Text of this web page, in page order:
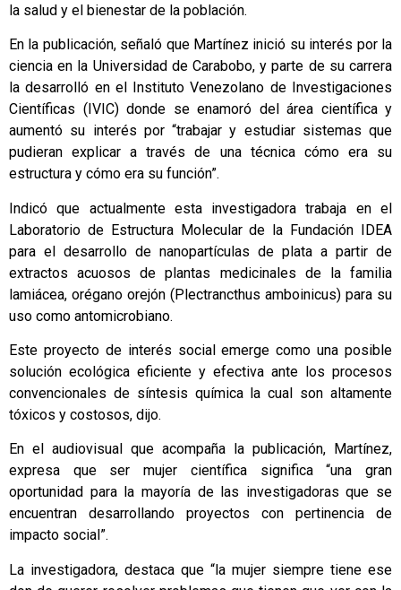
la salud y el bienestar de la población.
En la publicación, señaló que Martínez inició su interés por la
ciencia en la Universidad de Carabobo, y parte de su carrera
la desarrolló en el Instituto Venezolano de Investigaciones
Científicas (IVIC) donde se enamoró del área científica y
aumentó su interés por “trabajar y estudiar sistemas que
pudieran explicar a través de una técnica cómo era su
estructura y cómo era su función”.
Indicó que actualmente esta investigadora trabaja en el
Laboratorio de Estructura Molecular de la Fundación IDEA
para el desarrollo de nanopartículas de plata a partir de
extractos acuosos de plantas medicinales de la familia
lamiácea, orégano orejón (Plectrancthus amboinicus) para su
uso como antomicrobiano.
Este proyecto de interés social emerge como una posible
solución ecológica eficiente y efectiva ante los procesos
convencionales de síntesis química la cual son altamente
tóxicos y costosos, dijo.
En el audiovisual que acompaña la publicación, Martínez,
expresa que ser mujer científica significa “una gran
oportunidad para la mayoría de las investigadoras que se
encuentran desarrollando proyectos con pertinencia de
impacto social”.
La investigadora, destaca que “la mujer siempre tiene ese